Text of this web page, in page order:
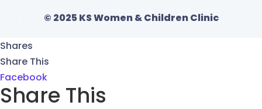
© 2025 KS Women & Children Clinic
Shares
Share This
Facebook
Share This